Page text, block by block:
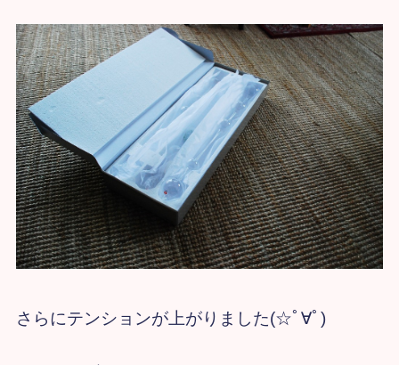
さらにテンションが上がりました(☆ﾟ∀ﾟ)